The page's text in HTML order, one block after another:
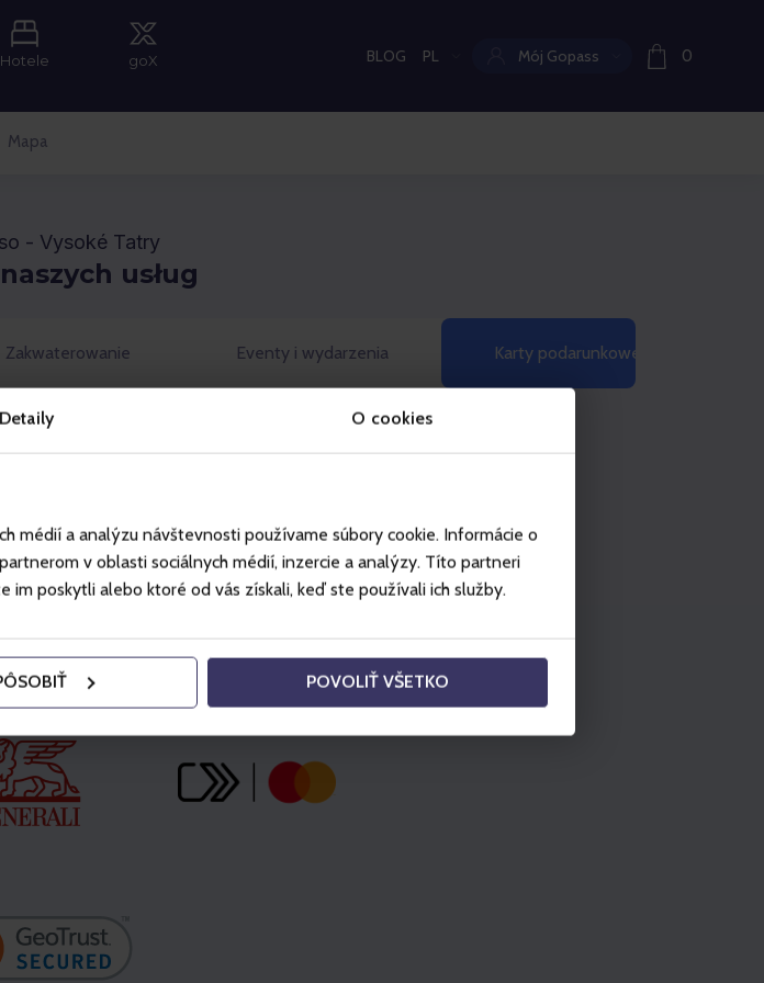
Detaily O cookies
médií a analýzu návštevnosti používame súbory cookie. Informácie o
v oblasti sociálnych médií, inzercie a analýzy. Títo partneri
poskytli alebo ktoré od vás získali, keď ste používali ich služby.
POVOLIŤ VŠETKO
Hotele goX BLOG Aktualny język:
PL Mój Gopass 0
Mapa
- Vysoké Tatry
usług
Zakwaterowanie Eventy i wydarzenia Karty podarunkowe